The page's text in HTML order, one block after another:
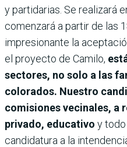
y partidarias. Se realizará
comenzará a partir de las
impresionante la
el proyecto de Camilo,
sectores, no solo a las
colorados. Nuestro
comisiones vecinales, a
privado, educativo y
candidatura a la